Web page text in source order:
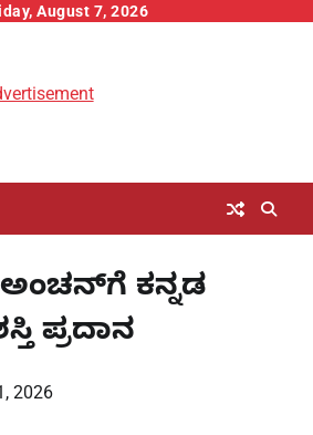
August 7, 2026
ಅಂಚನ್‌ಗೆ ಕನ್ನಡ
ಪ್ರದಾನ
2026